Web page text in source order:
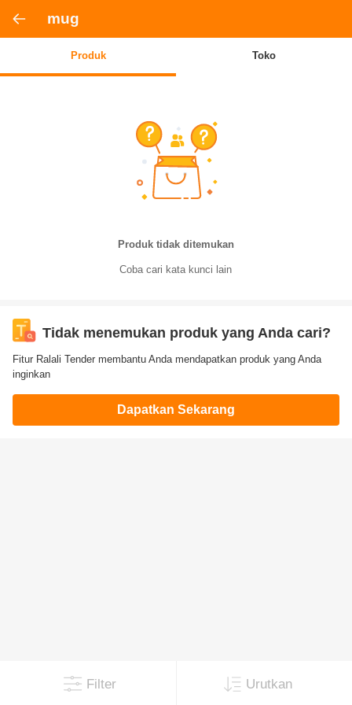
mug
Produk Toko
Produk tidak ditemukan
Coba cari kata kunci lain
Tidak menemukan produk yang Anda cari?
Fitur Ralali Tender membantu Anda mendapatkan produk yang Anda
inginkan
Dapatkan Sekarang
Filter Urutkan